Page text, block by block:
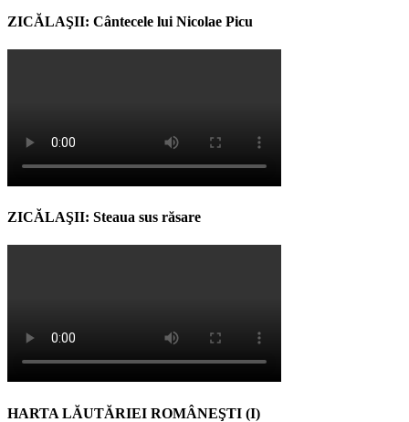
ZICĂLAŞII: Cântecele lui Nicolae Picu
ZICĂLAŞII: Steaua sus răsare
HARTA LĂUTĂRIEI ROMÂNEŞTI (I)